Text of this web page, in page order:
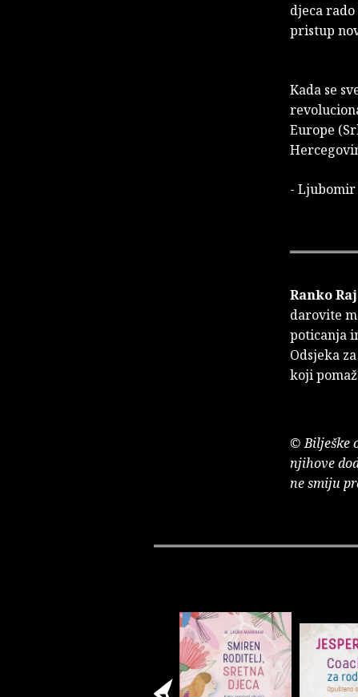
djeca
pristup
Kada se
Europe
- Ljubomir
Ranko
darovite
poticanja
Odsjeka
koji
© Bilješke
njihove
ne smiju